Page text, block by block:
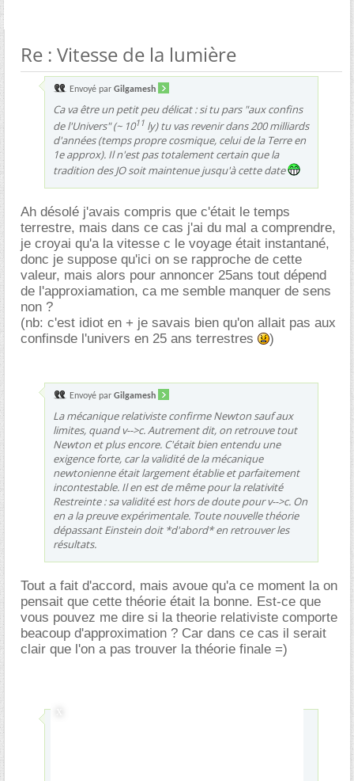
Re : Vitesse de la lumière
Envoyé par Gilgamesh
Ca va être un petit peu délicat : si tu pars "aux confins
de l'Univers" (~ 1011 ly) tu vas revenir dans 200 milliards
d'années (temps propre cosmique, celui de la Terre en
1e approx). Il n'est pas totalement certain que la
tradition des JO soit maintenue jusqu'à cette date
Ah désolé j'avais compris que c'était le temps
terrestre, mais dans ce cas j'ai du mal a comprendre,
je croyai qu'a la vitesse c le voyage était instantané,
donc je suppose qu'ici on se rapproche de cette
valeur, mais alors pour annoncer 25ans tout dépend
de l'approxiamation, ca me semble manquer de sens
non ?
(nb: c'est idiot en + je savais bien qu'on allait pas aux
confinsde l'univers en 25 ans terrestres
)
Envoyé par Gilgamesh
La mécanique relativiste confirme Newton sauf aux
limites, quand v-->c. Autrement dit, on retrouve tout
Newton et plus encore. C'était bien entendu une
exigence forte, car la validité de la mécanique
newtonienne était largement établie et parfaitement
incontestable. Il en est de même pour la relativité
Restreinte : sa validité est hors de doute pour v-->c. On
en a la preuve expérimentale. Toute nouvelle théorie
dépassant Einstein doit *d'abord* en retrouver les
résultats.
Tout a fait d'accord, mais avoue qu'a ce moment la on
pensait que cette théorie était la bonne. Est-ce que
vous pouvez me dire si la theorie relativiste comporte
beacoup d'approximation ? Car dans ce cas il serait
clair que l'on a pas trouver la théorie finale =)